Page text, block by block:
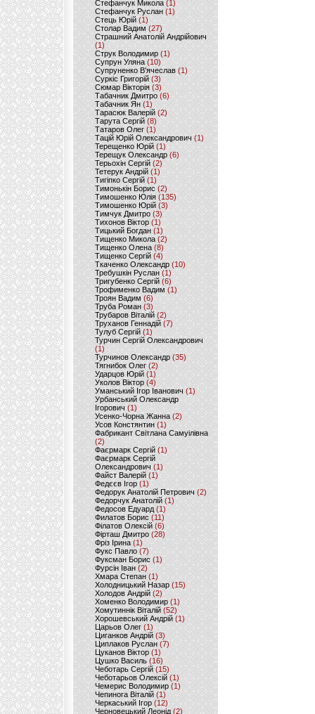
Стефанчук Микола (1)
Стефанчук Руслан (1)
Стець Юрій (1)
Столар Вадим(27)
Страшний Анатолій Андрійович
(1)
Струк Володимир (1)
Супрун Уляна (10)
Супруненко В'ячеслав (1)
Суркіс Григорій (3)
Сюмар Вікторія (3)
Табачник Дмитро (6)
Табачник Ян(1)
Тарасюк Валерій (2)
Тарута Сергій (8)
Татаров Олег(1)
Тацій Юрій Олександрович(1)
Терещенко Юрій(1)
Терещук Олександр(6)
Терьохін Сергій (2)
Тетерук Андрій (1)
Тигіпко Сергій(1)
Тимонькін Борис (2)
Тимошенко Юлія (135)
Тимошенко Юрій(3)
Тимчук Дмитро (3)
Тихонов Віктор (1)
Тицький Богдан (1)
Тищенко Микола (2)
Тищенко Олена (8)
Тищенко Сергій (4)
Ткаченко Олександр (10)
Требушкін Руслан (1)
Тригубенко Сергій(6)
Трофименко Вадим (1)
Троян Вадим (6)
Труба Роман(3)
Трубаров Віталій (2)
Труханов Геннадій (7)
Тулуб Сергій(1)
Турчин Сергій Олександрович
(1)
Турчинов Олександр(35)
Тягнибок Олег (2)
Ударцов Юрій (1)
Уколов Віктор(4)
Уманський Ігор Іванович(1)
Урбанський Олександр
Ігорович (1)
Усенко-Чорна Жанна (2)
Усов Констянтин(1)
Фабрикант Світлана Самуілівна
(2)
Фаєрмарк Сергій(1)
Фаєрмарк Сергій
Олександрович (1)
Файст Валерій(1)
Федєєв Ігор (1)
Федорук Анатолій Петрович (2)
Федорчук Анатолій (1)
Федосов Едуард (1)
Филатов Борис (11)
Філатов Олексій (6)
Фірташ Дмитро (28)
Фріз Ірина (1)
Фукс Павло (7)
Фуксман Борис (1)
Фурсін Іван (2)
Хмара Степан(1)
Холодницький Назар(15)
Холодов Андрій (2)
Хоменко Володимир (1)
Хомутиннік Віталій (52)
Хорошевський Андрій (1)
Царьов Олег (1)
Циганков Андрій (3)
Циплаков Руслан(7)
Цуканов Віктор (1)
Цушко Василь (16)
Чеботарь Сергій (15)
Чеботарьов Олексій (1)
Чемерис Володимир (1)
Чепинога Віталій (1)
Черкаський Ігор (12)
Черновецький Леонід(2)